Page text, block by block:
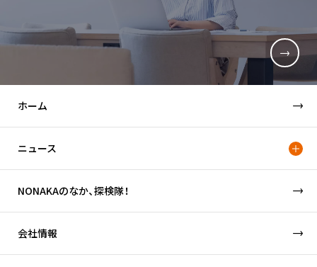
ホーム
ニュース
NONAKAのなか、探検隊！
会社情報